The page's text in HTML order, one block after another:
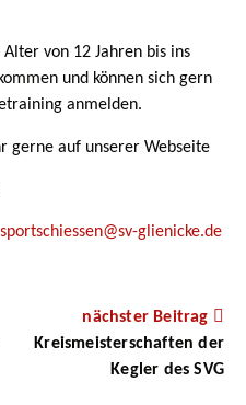
von 12 Jahren bis ins
und können sich gern
anmelden.
gerne auf unserer Webseite
sportschiessen@sv-glienicke.de
nächster Beitrag
Kreismeisterschaften der
Kegler des SVG